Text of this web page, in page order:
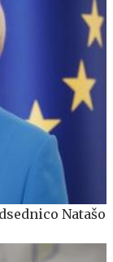
Natašo